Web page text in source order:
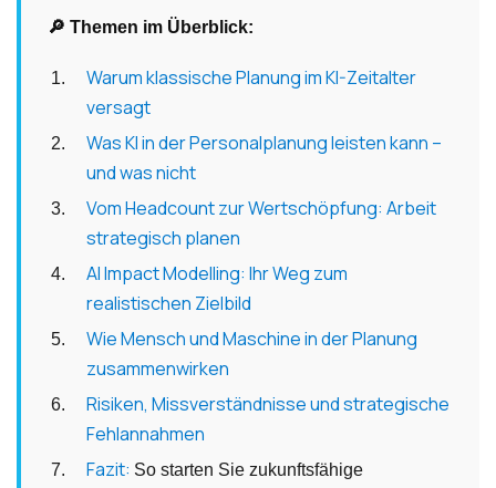
🔎 Themen im Überblick:
Warum klassische Planung im KI-Zeitalter
versagt
Was KI in der Personalplanung leisten kann –
und was nicht
Vom Headcount zur Wertschöpfung: Arbeit
strategisch planen
AI Impact Modelling: Ihr Weg zum
realistischen Zielbild
Wie Mensch und Maschine in der Planung
zusammenwirken
Risiken, Missverständnisse und strategische
Fehlannahmen
Fazit: So starten Sie zukunftsfähige